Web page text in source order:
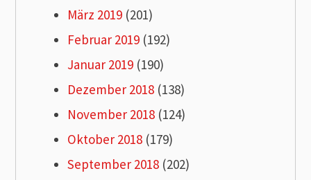
März 2019 (201)
Februar 2019 (192)
Januar 2019 (190)
Dezember 2018 (138)
November 2018 (124)
Oktober 2018 (179)
September 2018 (202)